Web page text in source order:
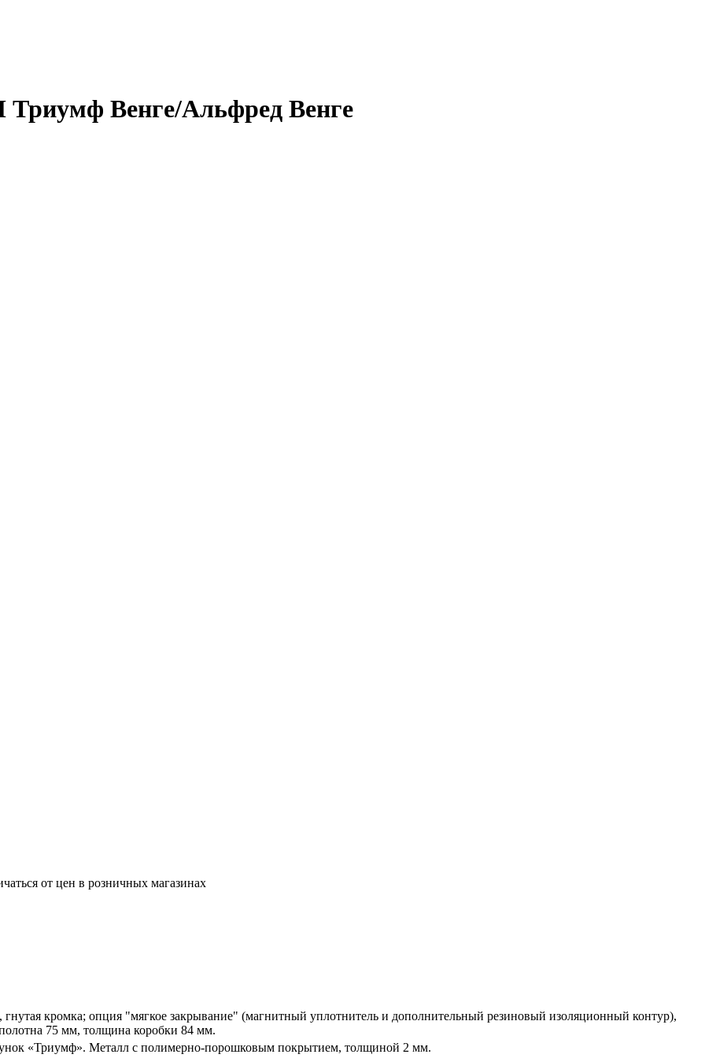
Венге/Альфред Венге
от цен в розничных магазинах
гнутая кромка; опция "мягкое закрывание" (магнитный уплотнитель и дополнительный резиновый изоляционный контур),
75 мм, толщина коробки 84 мм.
«Триумф». Металл с полимерно-порошковым покрытием, толщиной 2 мм.